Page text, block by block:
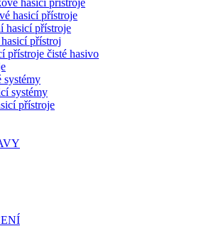
hasicí přístroje
hasicí přístroje
hasicí přístroje
přístroj
přístroje čisté hasivo
systémy
systémy
přístroje